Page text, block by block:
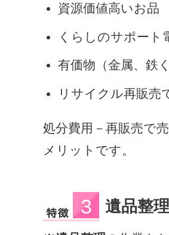
資源価値高いお品
くらしのサポート
有価物（金属、鉄
リサイクル再販売
処分費用－再販売で
メリットです。
遺品整